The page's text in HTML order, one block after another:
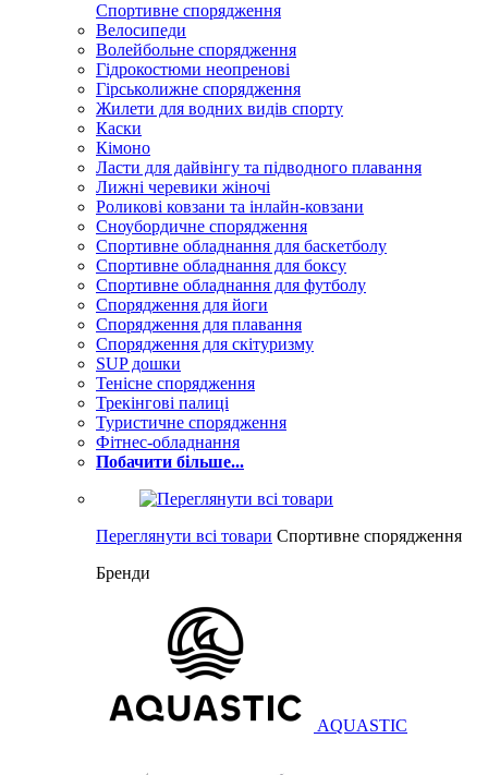
Спортивне спорядження
Велосипеди
Волейбольне спорядження
Гідрокостюми неопренові
Гірськолижне спорядження
Жилети для водних видів спорту
Каски
Кімоно
Ласти для дайвінгу та підводного плавання
Лижні черевики жіночі
Роликові ковзани та інлайн-ковзани
Сноубордичне спорядження
Спортивне обладнання для баскетболу
Спортивне обладнання для боксу
Спортивне обладнання для футболу
Спорядження для йоги
Спорядження для плавання
Спорядження для скітуризму
SUP дошки
Тенісне спорядження
Трекінгові палиці
Туристичне спорядження
Фітнес-обладнання
Побачити більше...
Переглянути всі товари Спортивне спорядження
Бренди
AQUASTIC